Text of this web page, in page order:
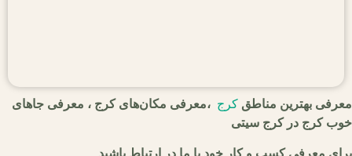
معرفی بهترین مناطق کرج ،معرفی مکان‌های کرج ، معرفی جاهای
خوب کرج در کرج سیتی
برای معرفی کسب و کار خود با ما در ارتباط باشید